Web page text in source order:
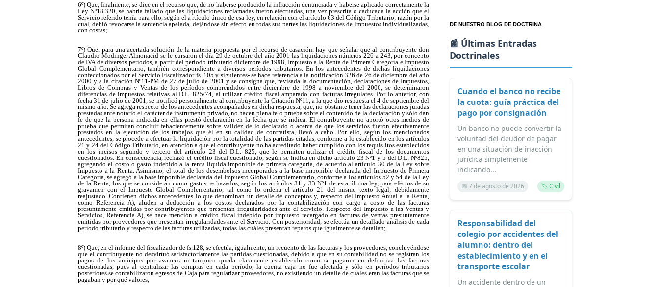
6º) Que, finalmente, se dice en el recurso que, de no haberse producido la infracción denunciada y haberse aplicado correctamente la
Ley Nº18.320, se habría fallado que las liquidaciones reclamadas fueron efectuadas, una vez prescrita o caducada la acción que el
Servicio referido tenía para ello, según el a rtículo único de esa ley, en relación con el artículo 63 del Código Tributario; razón por la
cual, debió revocarse la sentencia apelada, dejándose sin efecto en todas sus partes las liquidaciones de impuestos individualizadas,
con costas;
7º) Que, para una acertada solución de la materia propuesta por el recurso de casación, hay que señalar que al contribuyente don
Claudio Modinger Almonacid se le cursaron el día 29 de octubre del año 2001 las liquidaciones números 226 a 243, por concepto
de IVA de diversos períodos, a partir del período tributario diciembre de 1998, Impuesto a la Renta de Primera Categoría e Impuesto
Global Complementario, también correspondiente a diversos períodos tributarios. En los antecedentes de dichas liquidaciones
confeccionados por el Servicio Fiscalizador fs. 105 y siguientes- se hace referencia a la notificación 326 de 26 de diciembre del año
2000 y a la citación Nº11-PM de 27 de julio de 2001 y se consigna que, revisada la documentación, declaraciones de Impuestos,
Libros de Compras y Ventas de los períodos comprendidos entre diciembre de 1998 a noviembre del 2000, se determinaron
diferencias de impuestos relativas al D.L. 825/74, al utilizar crédito fiscal amparado con facturas irregulares. Por lo anterior, con
fecha 31 de julio de 2001, se notificó personalmente al contribuyente la Citación Nº11, a la que dio respuesta el 4 de septiembre del
mismo año. Se agrega respecto de los antecedentes acompañados en dicha respuesta, que, no obstante tener las declaraciones juradas
prestadas ante notario el carácter de instrumento privado, no hacen plena fe o prueba sobre el contenido de la declaración y sólo dan
fe de que la persona indicada en ellas prestó declaración en la fecha que se indica. El contribuyente no aportó otros medios de
prueba que permitan concluir fehacientemente sobre validez de lo declarado o acerca de que los servicios fueron efectivamente
prestados en la ejecución de los trabajos que él en su calidad de contratista, llevó a cabo. Por ello, según los mencionados
antecedentes, se procede a efectuar la liquidación por la totalidad de las partidas citadas, conforme a lo establecido en los artículos
21 y 24 del Código Tributario, en atención a que el contribuyente no ha acreditado haber cumplido con los requis itos establecidos
en los incisos segundo y tercero del artículo 23 del D.L. 825, que le permiten utilizar el crédito fiscal de los documentos
cuestionados. En consecuencia, rechazó el crédito fiscal cuestionado, según se indica en dicho artículo 23 Nº1 y 5 del D.L. Nº825,
agregando el costo o gasto indebido a la renta líquida imponible de primera categoría, de acuerdo al artículo 30 de la Ley sobre
Impuesto a la Renta. Asimismo, el total de los desembolsos incorporados a la base imponible declarada del Impuesto de Primera
Categoría, se agregó a la base imponible declarada del Impuesto Global Complementario, conforme a los artículos 52 y 54 de la Ley
de la Renta, los que se consideran como gastos rechazados, según los artículos 31 y 33 Nº1 de esta última ley, para efectos de su
gravamen con el Impuesto Global Complementario, tal como lo ordena el artículo 21 del mismo texto legal; debidamente
reajustado. Contienen dichos antecedentes lo que denominan un detalle de conceptos y, respecto del Impuesto Anual a la Renta,
como Referencia A), aluden a deducción a los costos declarados por la contabilización con cargo a costo de las facturas
presuntamente emitidas por contribuyentes que presentan irregularidades ante el Servicio. Respecto del Impuesto a las Ventas y
Servicios, Referencia A), se hace mención a crédito fiscal indebido por impuesto recargado en facturas de ventas presuntamente
emitidas por proveedores que presentan irregularidades ante el Servicio. Con posterioridad, se efectúa un detallado análisis de cada
período tributario y respecto de las facturas utilizadas, todas las cuáles presentan reparos que igualmente se detallan;
8º) Que, en el informe del fiscalizador de fs.128, se efectúa, igualmente, un recuento de las facturas y los proveedores, concluyéndose
que el contribuyente no desvirtuó satisfactoriamente las partidas cuestionadas, debido a que en su contabilidad no se registran los
pagos de los anticipos por avances ni tampoco queda claramente establecido como se pagaron en definitiva las facturas
cuestionadas, pues al centralizar las compras en cada período, la cuenta caja no fue afectada y sólo en períodos tributarios
posteriores se contabilizaron egresos de Caja para regularizar proveedores, no existiendo un detalle de cuales eran las facturas que se
pagaban y por qué valores;
DE NUESTRO BLOG DE DOCTRINA
📰 Últimas Entradas
Doctrinales
Cuando el banco no recibe
la cuota: guía práctica del
pago por consignación
Un banco no puede convertir la
voluntad del deudor de pagar
en una situación de inacción
jurídica simplemente
indicando...
📅 7 de agosto de 2026 🏷️ Civil
Responsabilidad del
colegio por accidentes del
alumno: dentro del
establecimiento y en el
transporte escolar
Un accidente dentro de un